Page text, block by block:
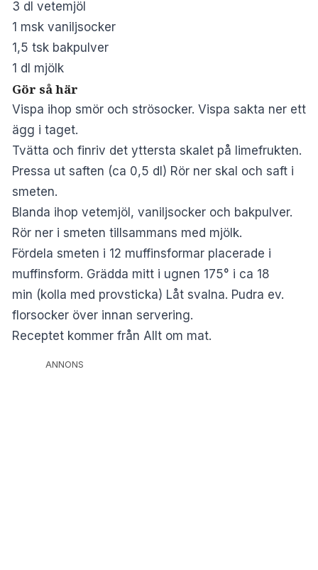
3 dl vetemjöl
1 msk vaniljsocker
1,5 tsk bakpulver
1 dl mjölk
Gör så här
Vispa ihop smör och strösocker. Vispa sakta ner ett
ägg i taget.
Tvätta och finriv det yttersta skalet på limefrukten.
Pressa ut saften (ca 0,5 dl) Rör ner skal och saft i
smeten.
Blanda ihop vetemjöl, vaniljsocker och bakpulver.
Rör ner i smeten tillsammans med mjölk.
Fördela smeten i 12 muffinsformar placerade i
muffinsform. Grädda mitt i ugnen 175° i ca 18
min (kolla med provsticka) Låt svalna. Pudra ev.
florsocker över innan servering.
Receptet kommer från Allt om mat.
ANNONS